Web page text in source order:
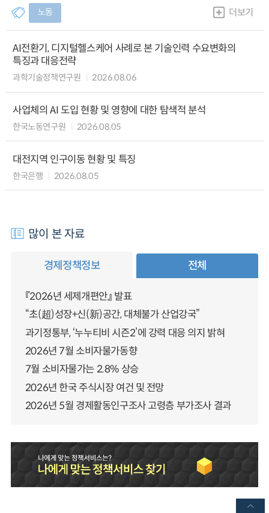
노동 더보기
AI전환기, 디지털헬스케어 사례로 본 기술인력 수요변화의
특징과 대응전략
과학기술정책연구원 2026.08.06
사업체의 AI 도입 현황 및 영향에 대한 탐색적 분석
한국노동연구원 2026.08.05
대전지역 인구이동 현황 및 특징
한국은행 2026.08.05
많이 본 자료
경제정책정보 전체
『2026년 세제개편안』 발표
“초(超)성장+신(新)공간, 대체불가 산업강국”
과기정통부, ‘누누티비 시즌2’에 강력 대응 의지 밝혀
2026년 7월 소비자물가동향
7월 소비자물가는 2.8% 상승
2026년 한국 주식시장 여건 및 전망
2026년 5월 경제활동인구조사 고령층 부가조사 결과